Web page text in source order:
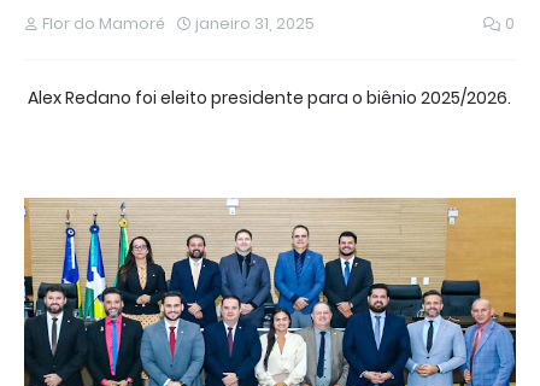
Flor do Mamoré janeiro 31, 2025 0
Alex Redano foi eleito presidente para o biênio 2025/2026.